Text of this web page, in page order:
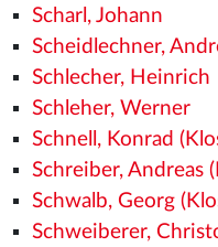
Scharl, Johann
Scheidlechner,
Schlecher, Heinrich
Schleher, Werner
Schnell, Konrad
Schreiber, Andreas
Schwalb, Georg
Schweiberer,